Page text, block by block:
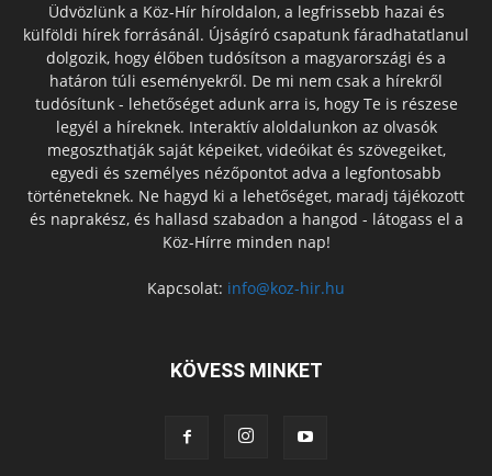
Üdvözlünk a Köz-Hír híroldalon, a legfrissebb hazai és
külföldi hírek forrásánál. Újságíró csapatunk fáradhatatlanul
dolgozik, hogy élőben tudósítson a magyarországi és a
határon túli eseményekről. De mi nem csak a hírekről
tudósítunk - lehetőséget adunk arra is, hogy Te is részese
legyél a híreknek. Interaktív aloldalunkon az olvasók
megoszthatják saját képeiket, videóikat és szövegeiket,
egyedi és személyes nézőpontot adva a legfontosabb
történeteknek. Ne hagyd ki a lehetőséget, maradj tájékozott
és naprakész, és hallasd szabadon a hangod - látogass el a
Köz-Hírre minden nap!
Kapcsolat: info@koz-hir.hu
KÖVESS MINKET